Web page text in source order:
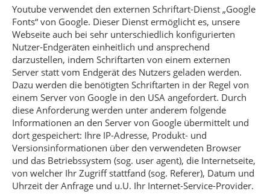
Youtube verwendet den externen Schriftart-Dienst „Google
Fonts“ von Google. Dieser Dienst ermöglicht es, unsere
Webseite auch bei sehr unterschiedlich konfigurierten
Nutzer-Endgeräten einheitlich und ansprechend
darzustellen, indem Schriftarten von einem externen
Server statt vom Endgerät des Nutzers geladen werden.
Dazu werden die benötigten Schriftarten in der Regel von
einem Server von Google in den USA angefordert. Durch
diese Anforderung werden unter anderem folgende
Informationen an den Server von Google übermittelt und
dort gespeichert: Ihre IP-Adresse, Produkt- und
Versionsinformationen über den verwendeten Browser
und das Betriebssystem (sog. user agent), die Internetseite,
von welcher Ihr Zugriff stattfand (sog. Referer), Datum und
Uhrzeit der Anfrage und u.U. Ihr Internet-Service-Provider.